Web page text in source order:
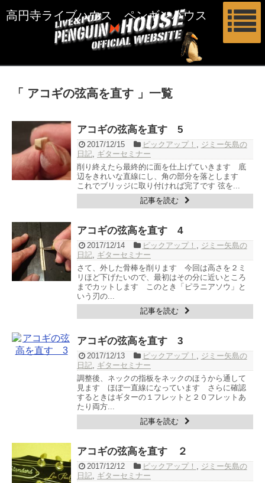
高円寺ライブハウス ペンギンハウス
「 アコギの弦高を直す 」一覧
アコギの弦高を直す 5
2017/12/15 ピックアップ！
ジミー矢島の
日記 ギターセミナー
削り終えたら最終的に面を仕上げていきます 底
辺をきれいな直線にし、角の部分を落とします
これでブリッジに取り付ければ完了です 弦を...
記事を読む
アコギの弦高を直す 4
2017/12/14 ピックアップ！
ジミー矢島の
日記 ギターセミナー
さて、外した骨棒を削ります 今回は高さを２ミ
リほど下げたいので、最初はその分に近いところ
までカットします このとき「ピラニアソウ」と
いう刃の...
記事を読む
アコギの弦高を直す 3
2017/12/13 ピックアップ！
ジミー矢島の
日記 ギターセミナー
調整後、ネックの指板をネックのほうから通して
見ます ほぼ一直線になっています さらに確認
するときはギターの１フレットと２０フレットあ
たり両方...
記事を読む
アコギの弦高を直す ２
2017/12/12 ピックアップ！
ジミー矢島の
日記 ギターセミナー